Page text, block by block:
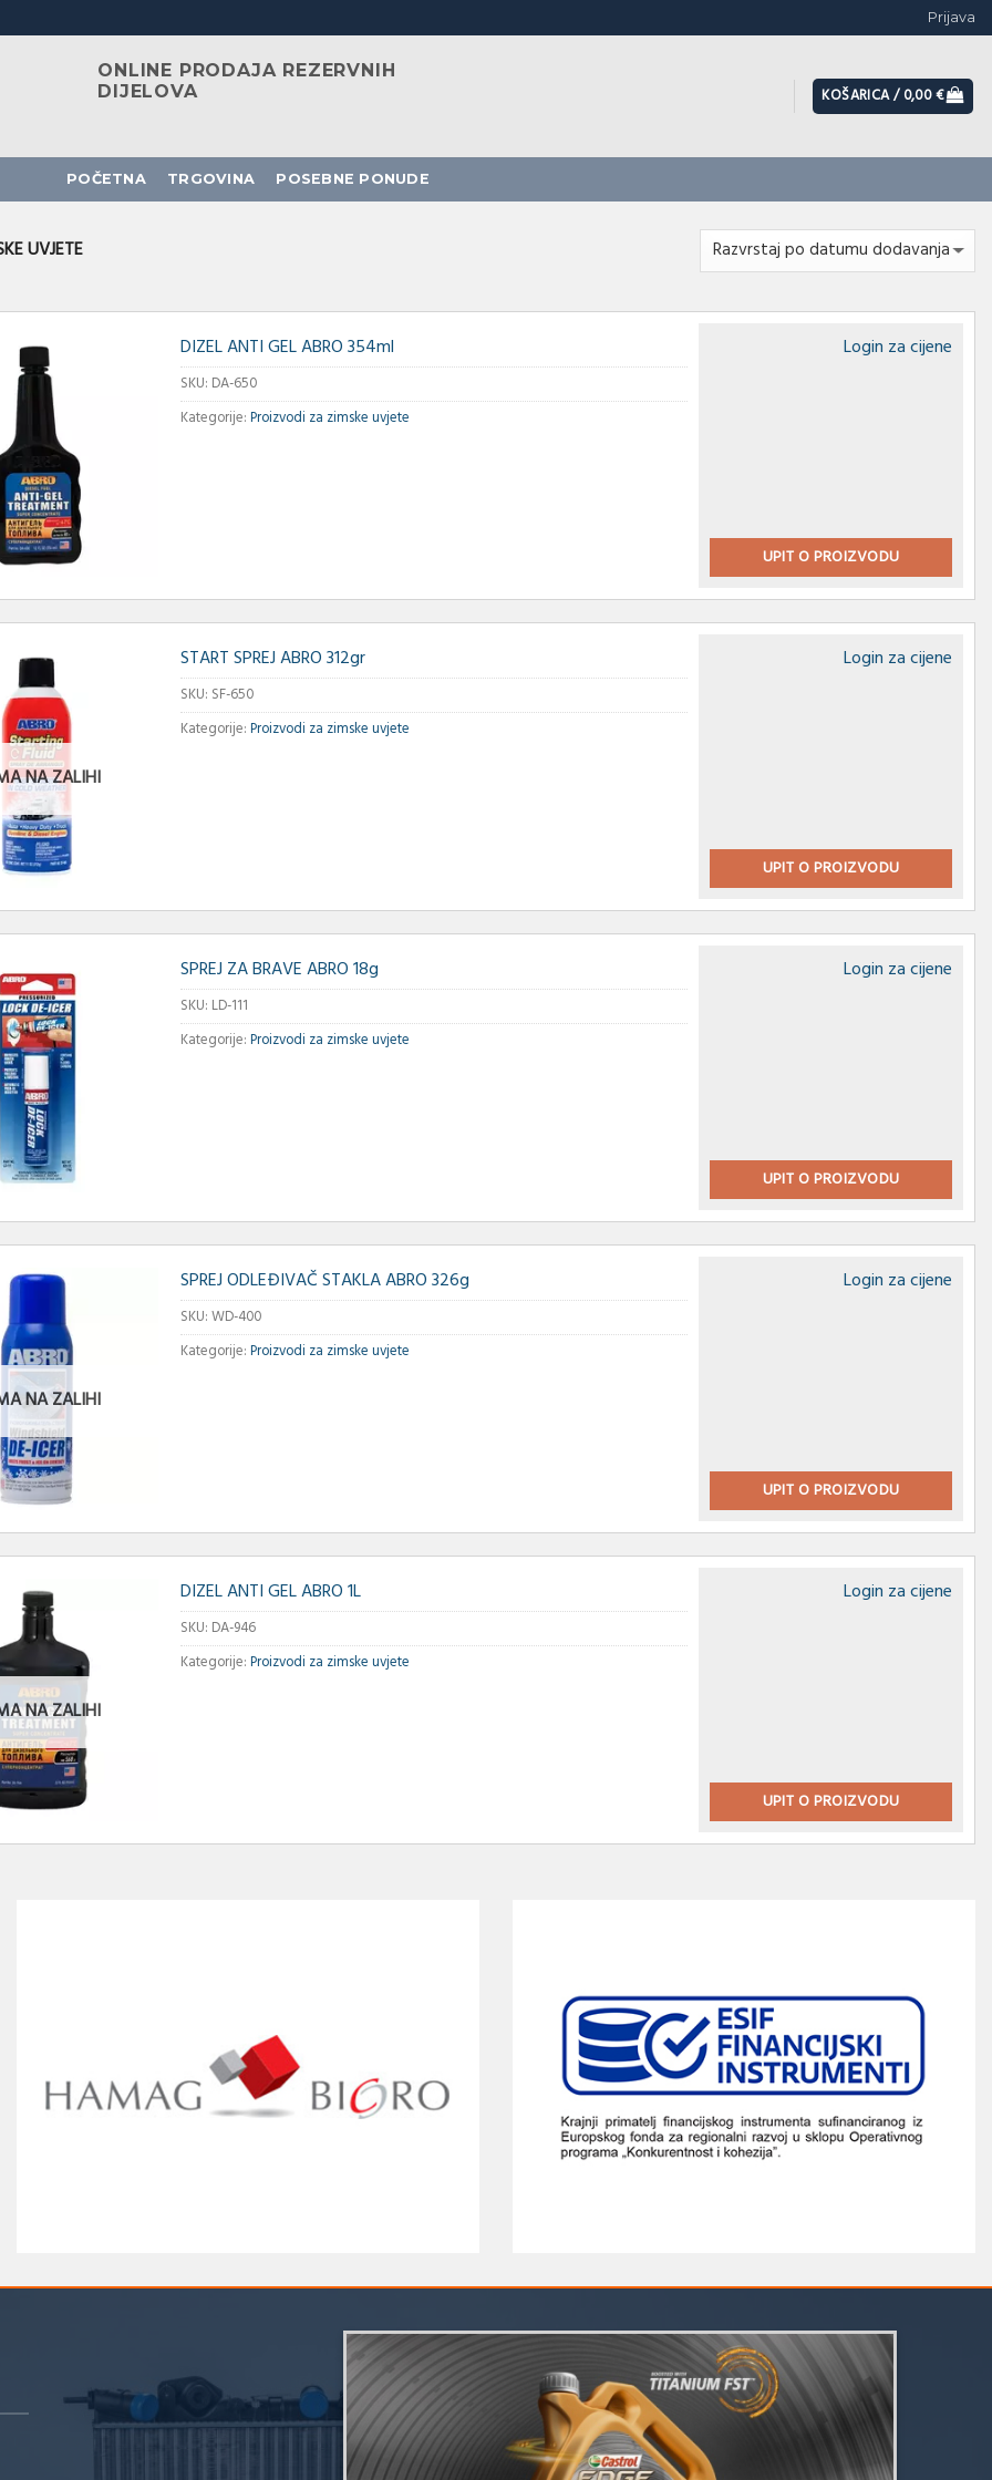
Prijava
ONLINE PRODAJA REZERVNIH
DIJELOVA
KOŠARICA /0,00€
POČETNA TRGOVINA POSEBNE PONUDE
UVJETE
DIZEL ANTI GEL ABRO 354ml
SKU: DA-650
Kategorije:Proizvodi za zimske uvjete
Login za cijene
UPIT O PROIZVODU
NA ZALIHI
START SPREJ ABRO 312gr
SKU: SF-650
Kategorije:Proizvodi za zimske uvjete
Login za cijene
UPIT O PROIZVODU
SPREJ ZA BRAVE ABRO 18g
SKU: LD-111
Kategorije:Proizvodi za zimske uvjete
Login za cijene
UPIT O PROIZVODU
NA ZALIHI
SPREJ ODLEĐIVAČ STAKLA ABRO 326g
SKU:WD-400
Kategorije:Proizvodi za zimske uvjete
Login za cijene
UPIT O PROIZVODU
NA ZALIHI
DIZEL ANTI GEL ABRO 1L
SKU: DA-946
Kategorije:Proizvodi za zimske uvjete
Login za cijene
UPIT O PROIZVODU